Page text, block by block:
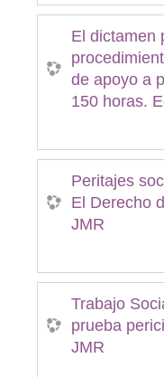
El dictamen
de apoyo a
150 horas.
Peritajes
El Derecho
JMR
Trabajo
prueba
JMR